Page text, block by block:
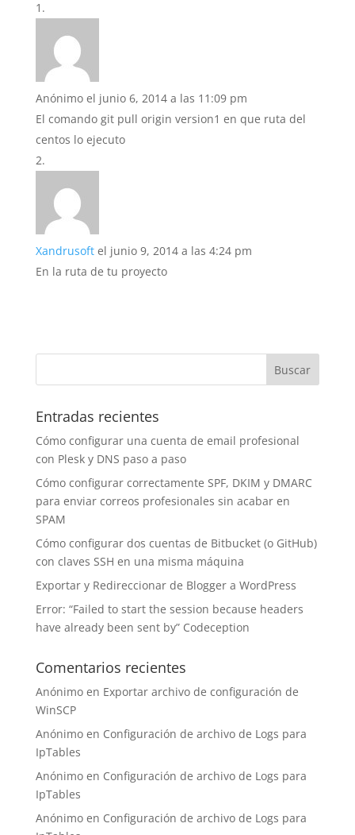
Anónimo el junio 6, 2014 a las 11:09 pm
El comando git pull origin version1 en que ruta del
centos lo ejecuto
Xandrusoft el junio 9, 2014 a las 4:24 pm
En la ruta de tu proyecto
Entradas recientes
Cómo configurar una cuenta de email profesional
con Plesk y DNS paso a paso
Cómo configurar correctamente SPF, DKIM y DMARC
para enviar correos profesionales sin acabar en
SPAM
Cómo configurar dos cuentas de Bitbucket (o GitHub)
con claves SSH en una misma máquina
Exportar y Redireccionar de Blogger a WordPress
Error: “Failed to start the session because headers
have already been sent by” Codeception
Comentarios recientes
Anónimoen Exportar archivo de configuración de
WinSCP
Anónimoen Configuración de archivo de Logs para
IpTables
Anónimoen Configuración de archivo de Logs para
IpTables
Anónimoen Configuración de archivo de Logs para